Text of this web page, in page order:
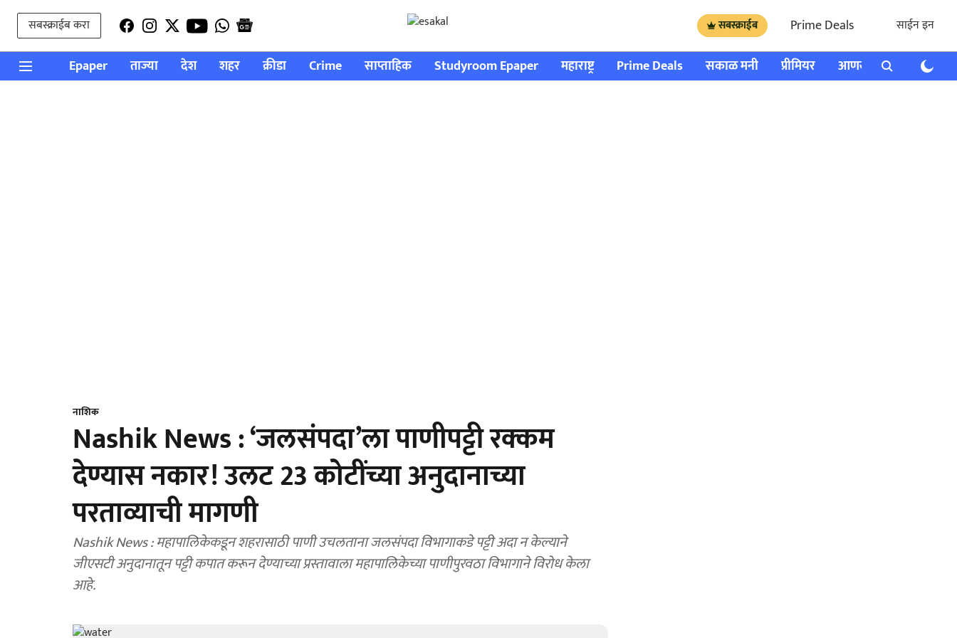
सबस्क्राईब करा सबस्क्राईब Prime Deals साईन इन
Epaper ताज्या देश शहर क्रीडा Crime साप्ताहिक Studyroom Epaper महाराष्ट्र Prime Deals सकाळ मनी प्रीमियर आणखी राशी भविष्य
नाशिक
Nashik News : ‘जलसंपदा’ला पाणीपट्टी रक्कम
देण्यास नकार! उलट 23 कोटींच्या अनुदानाच्या
परताव्याची मागणी
Nashik News : महापालिकेकडून शहरासाठी पाणी उचलताना जलसंपदा विभागाकडे पट्टी अदा न केल्याने
जीएसटी अनुदानातून पट्टी कपात करून देण्याच्या प्रस्तावाला महापालिकेच्या पाणीपुरवठा विभागाने विरोध केला
आहे.